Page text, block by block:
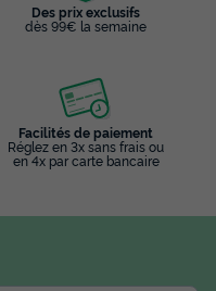
Des prix exclusifs
dès 99€ la semaine
Facilités de paiement
Réglez en 3x sans frais ou
en 4x par carte bancaire